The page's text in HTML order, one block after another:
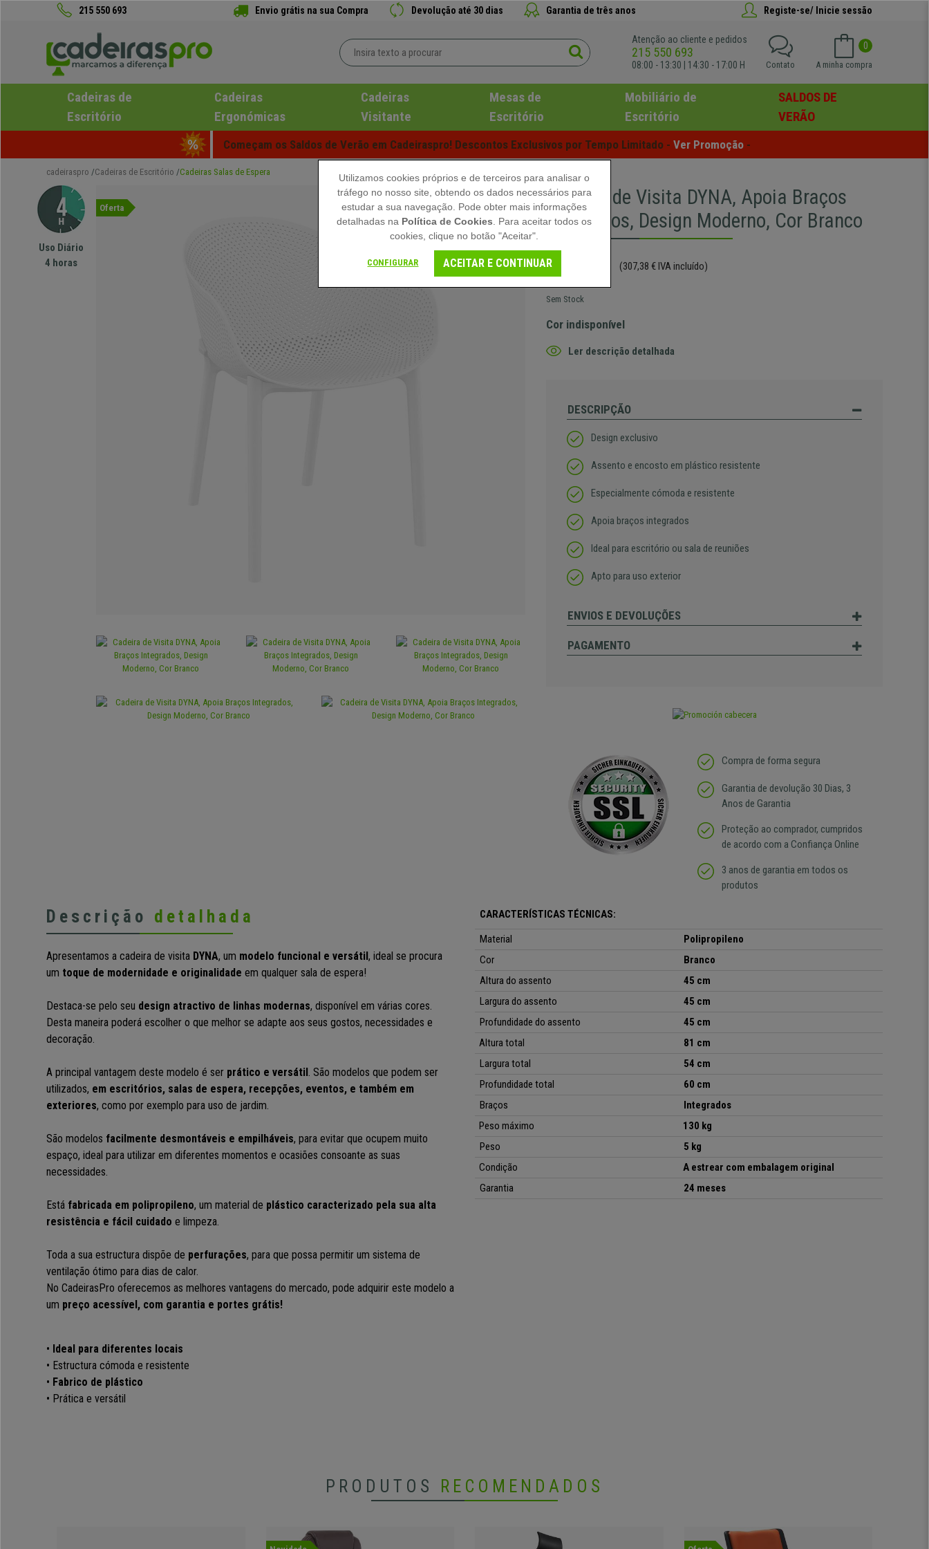
215 550 693 Envio grátis na sua Compra Devolução até 30 dias Garantia de três anos Registe-se/ Inicie sessão
Atenção ao cliente e pedidos
215 550 693
08:00 - 13:30 | 14:30 - 17:00 H
0
A minha compra
Contato
Cadeiras de
Escritório
Cadeiras
Ergonómicas
Cadeiras
Visitante
Mesas de
Escritório
Mobiliário de
Escritório
SALDOS DE
VERÃO
Começam os Saldos de Verão em Cadeiraspro! Descontos Exclusivos por Tempo Limitado - Ver Promoção -
cadeiraspro Cadeiras de Escritório Cadeiras Salas de Espera
Uso Diário
4 horas
Oferta
Cadeira de Visita DYNA, Apoia Braços
Integrados, Design Moderno, Cor Branco
249,90 € (307,38 € IVA incluído)
Sem Stock
Cor indisponível
Ler descrição detalhada
DESCRIPÇÃO
Design exclusivo
Assento e encosto em plástico resistente
Especialmente cómoda e resistente
Apoia braços integrados
Ideal para escritório ou sala de reuniões
Apto para uso exterior
ENVIOS E DEVOLUÇÕES
PAGAMENTO
Compra de forma segura
Garantia de devolução 30 Dias, 3
Anos de Garantia
Proteção ao comprador, cumpridos
de acordo com a Confiança Online
3 anos de garantia em todos os
produtos
Descrição detalhada
Apresentamos a cadeira de visita DYNA, um modelo funcional e versátil, ideal se procura
um toque de modernidade e originalidade em qualquer sala de espera!
Destaca-se pelo seu design atractivo de linhas modernas, disponível em várias cores.
Desta maneira poderá escolher o que melhor se adapte aos seus gostos, necessidades e
decoração.
A principal vantagem deste modelo é ser prático e versátil. São modelos que podem ser
utilizados, em escritórios, salas de espera, recepções, eventos, e também em
exteriores, como por exemplo para uso de jardim.
São modelos facilmente desmontáveis e empilháveis, para evitar que ocupem muito
espaço, ideal para utilizar em diferentes momentos e ocasiões consoante as suas
necessidades.
Está fabricada em polipropileno, um material de plástico caracterizado pela sua alta
resistência e fácil cuidado e limpeza.
Toda a sua estructura dispõe de perfurações, para que possa permitir um sistema de
ventilação ótimo para dias de calor.
No CadeirasPro oferecemos as melhores vantagens do mercado, pode adquirir este modelo a
um preço acessível, com garantia e portes grátis!
• Ideal para diferentes locais
• Estructura cómoda e resistente
• Fabrico de plástico
• Prática e versátil
CARACTERÍSTICAS TÉCNICAS:
Material
Polipropileno
Cor
Branco
Altura do assento
45 cm
Largura do assento
45 cm
Profundidade do assento
45 cm
Altura total
81 cm
Largura total
54 cm
Profundidade total
60 cm
Braços
Integrados
Peso máximo
130 kg
Peso
5 kg
Condição
A estrear com embalagem original
Garantia
24 meses
PRODUTOS RECOMENDADOS
Utilizamos cookies próprios e de terceiros para analisar o
tráfego no nosso site, obtendo os dados necessários para
estudar a sua navegação. Pode obter mais informações
detalhadas na Política de Cookies . Para aceitar todos os
cookies, clique no botão "Aceitar".
CONFIGURAR ACEITAR E CONTINUAR